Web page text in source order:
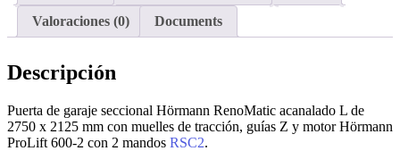
Valoraciones (0) Documents
Descripción
Puerta de garaje seccional Hörmann RenoMatic acanalado L de
2750 x 2125 mm con muelles de tracción, guías Z y motor Hörmann
ProLift 600-2 con 2 mandos RSC2.